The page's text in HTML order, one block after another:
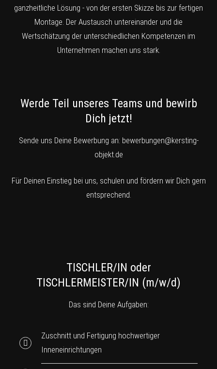
ganzheitliche Lösung - von der ersten Skizze bis zur fertigen
Montage. Der Austausch untereinander und die
Wertschätzung der unterschiedlichen Kompetenzen im
Unternehmen machen uns stark.
Werde Teil unseres Teams und bewirb
Dich jetzt!
Sende uns Deine Bewerbung an: bewerbungen@kersting-
objekt.de
Für Deinen Einstieg bei uns, schulen und fördern wir Dich gern
entsprechend.
TISCHLER/IN oder
TISCHLERMEISTER/IN (m/w/d)
Das sind Deine Aufgaben:
Zuschnitt und Fertigung hochwertiger
Inneneinrichtungen